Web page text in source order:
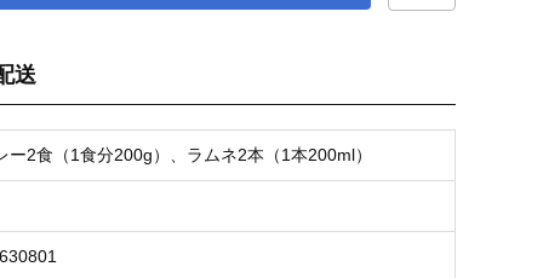
送
ー2食（1食分200g）、ラムネ2本（1本200ml）